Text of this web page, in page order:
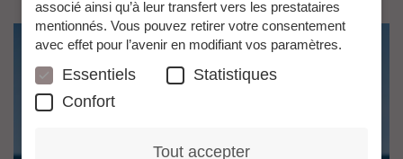
associé ainsi qu’à leur transfert vers les prestataires
mentionnés. Vous pouvez retirer votre consentement
avec effet pour l’avenir en modifiant vos paramètres.
Essentiels
Statistiques
Confort
Tout accepter